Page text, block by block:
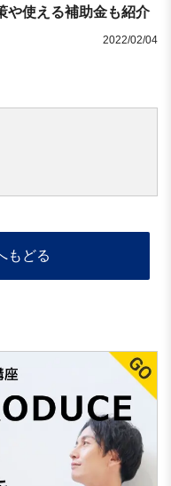
や使える補助金も紹介
2022/02/04
もどる